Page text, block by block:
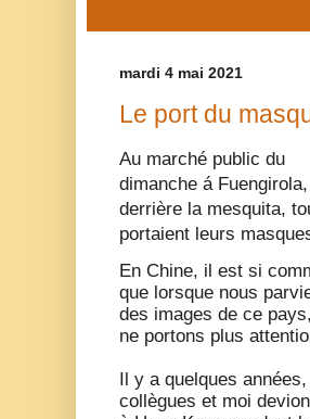
mardi 4 mai 2021
Le port du
Au marché public du
dimanche á Fuengirola,
derrière la mesquita,
portaient leurs
En Chine, il est si
que lorsque nous
des images de ce
ne portons plus
Il y a quelques
collègues et moi